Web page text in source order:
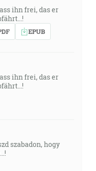
ihn frei, das er
EPUB
ihn frei, das er
szabadon, hogy